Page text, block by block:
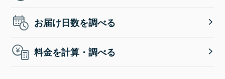
お届け日数を調べる
料金を計算・調べる